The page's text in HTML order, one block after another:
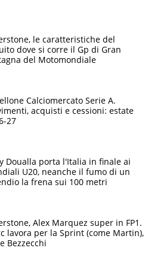
le caratteristiche del
dove si corre il Gp di Gran
del Motomondiale
Calciomercato Serie A.
acquisti e cessioni: estate
27
Doualla porta l'Italia in finale ai
U20, neanche il fumo di un
la frena sui 100 metri
Alex Marquez super in FP1.
lavora per la Sprint (come Martin),
Bezzecchi